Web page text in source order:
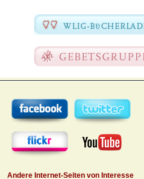
Andere Internet-Seiten von Interesse